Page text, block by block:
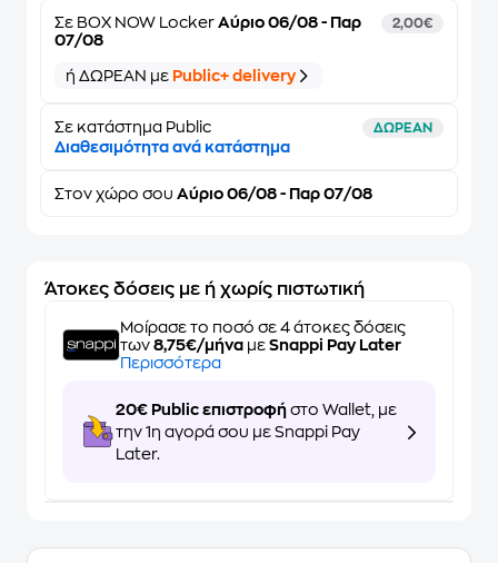
Σε BOX NOW Locker Αύριο 06/08 - Παρ
07/08
2,00€
ή ΔΩΡΕΑΝ με Public+ delivery
Σε κατάστημα Public ΔΩΡΕΑΝ
Διαθεσιμότητα ανά κατάστημα
Στον χώρο σου Αύριο 06/08 - Παρ 07/08
Άτοκες δόσεις με ή χωρίς πιστωτική
Μοίρασε το ποσό σε 4 άτοκες δόσεις
των 8,75€/μήνα με Snappi Pay Later
Περισσότερα
20€ Public επιστροφή στο Wallet, με
την 1η αγορά σου με Snappi Pay
Later.